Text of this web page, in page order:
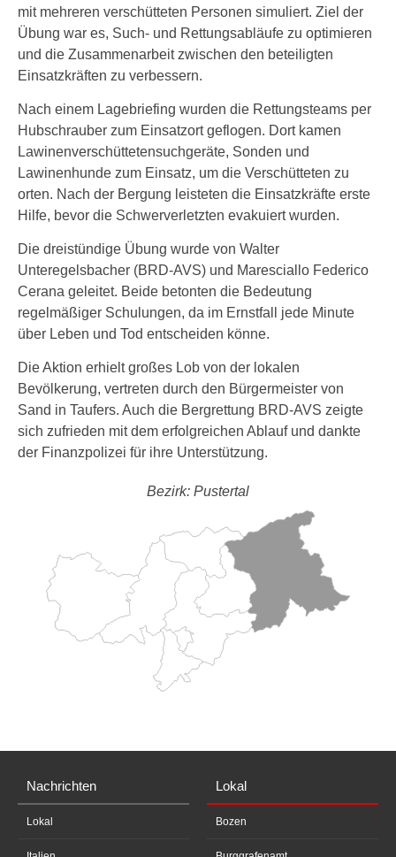
mit mehreren verschütteten Personen simuliert. Ziel der
Übung war es, Such- und Rettungsabläufe zu optimieren
und die Zusammenarbeit zwischen den beteiligten
Einsatzkräften zu verbessern.
Nach einem Lagebriefing wurden die Rettungsteams per
Hubschrauber zum Einsatzort geflogen. Dort kamen
Lawinenverschüttetensuchgeräte, Sonden und
Lawinenhunde zum Einsatz, um die Verschütteten zu
orten. Nach der Bergung leisteten die Einsatzkräfte erste
Hilfe, bevor die Schwerverletzten evakuiert wurden.
Die dreistündige Übung wurde von Walter
Unteregelsbacher (BRD-AVS) und Maresciallo Federico
Cerana geleitet. Beide betonten die Bedeutung
regelmäßiger Schulungen, da im Ernstfall jede Minute
über Leben und Tod entscheiden könne.
Die Aktion erhielt großes Lob von der lokalen
Bevölkerung, vertreten durch den Bürgermeister von
Sand in Taufers. Auch die Bergrettung BRD-AVS zeigte
sich zufrieden mit dem erfolgreichen Ablauf und dankte
der Finanzpolizei für ihre Unterstützung.
Bezirk: Pustertal
Nachrichten
Lokal
Lokal
Bozen